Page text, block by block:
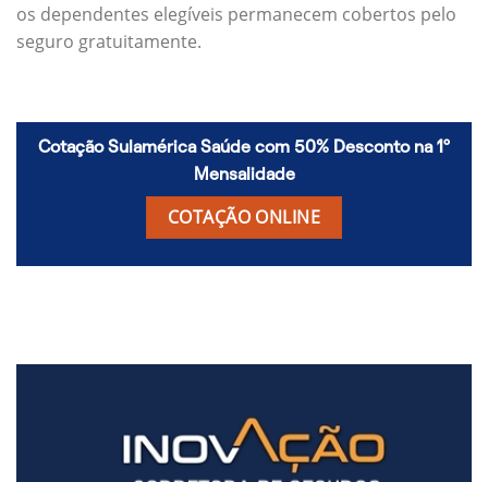
os dependentes elegíveis permanecem cobertos pelo
seguro gratuitamente.
Cotação Sulamérica Saúde com 50% Desconto na 1º
Mensalidade
COTAÇÃO ONLINE